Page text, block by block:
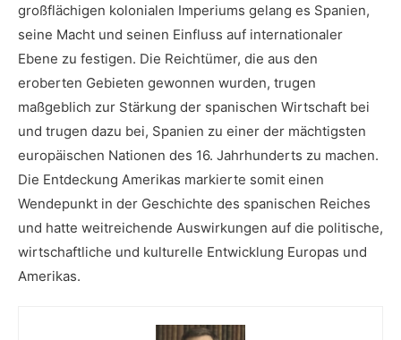
großflächigen‌ kolonialen Imperiums⁣ gelang es Spanien,
seine​ Macht und seinen⁣ Einfluss auf internationaler
Ebene zu festigen. Die Reichtümer, die aus den
eroberten Gebieten gewonnen ⁣wurden, trugen ​
maßgeblich zur Stärkung der spanischen‌ Wirtschaft⁢ bei
und‍ trugen dazu⁢ bei, Spanien zu einer der mächtigsten
europäischen ​Nationen des​ 16. Jahrhunderts zu machen.‍
Die Entdeckung⁢ Amerikas markierte somit einen‍
Wendepunkt in der Geschichte des spanischen Reiches
und hatte weitreichende Auswirkungen auf die politische,
wirtschaftliche und kulturelle⁣ Entwicklung ⁣Europas ⁣und
Amerikas.